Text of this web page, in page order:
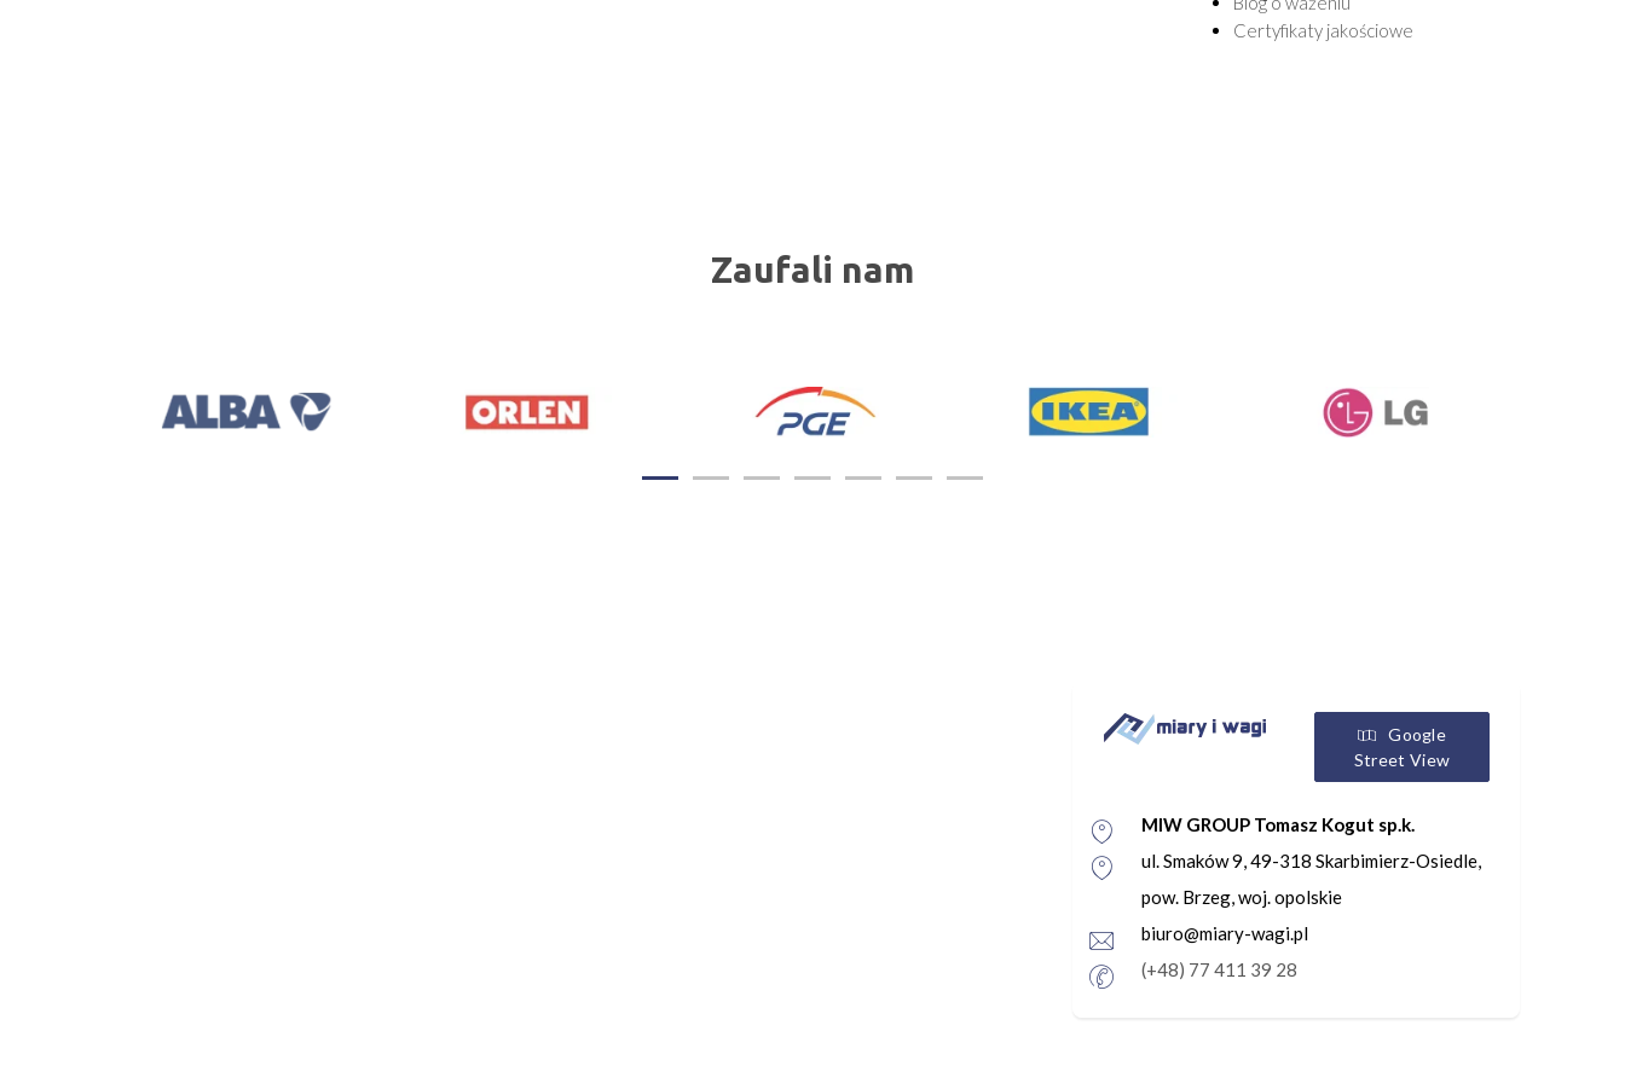
Certyfikaty jakościowe
Zaufali nam
Google
Street View
MIW GROUP Tomasz Kogut sp.k.
ul. Smaków 9, 49-318 Skarbimierz-Osiedle,
pow. Brzeg, woj. opolskie
biuro@miary-wagi.pl
(+48) 77 411 39 28